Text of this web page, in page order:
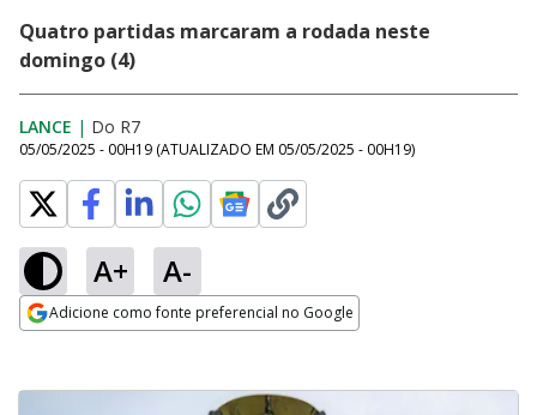
Quatro partidas marcaram a rodada neste
domingo (4)
LANCE | Do R7
05/05/2025 - 00H19 (ATUALIZADO EM 05/05/2025 - 00H19)
A+ A-
Adicione como fonte preferencial no Google